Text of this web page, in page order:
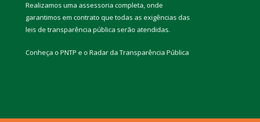
Realizamos uma assessoria completa, onde
garantimos em contrato que todas as exigências das
leis de transparência pública serão atendidas.
Conheça o PNTP e o Radar da Transparência Pública